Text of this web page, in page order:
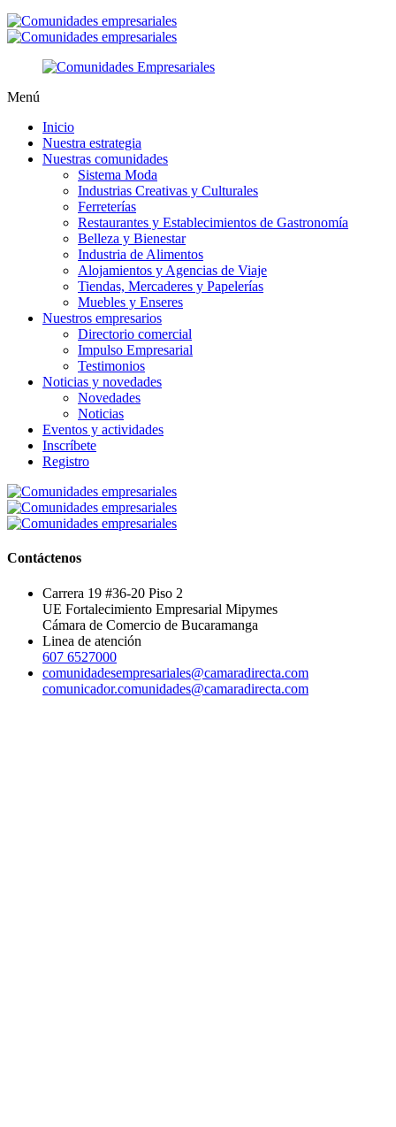
Menú
Inicio
Nuestra estrategia
Nuestras comunidades
Sistema Moda
Industrias Creativas y Culturales
Ferreterías
Restaurantes y Establecimientos de Gastronomía
Belleza y Bienestar
Industria de Alimentos
Alojamientos y Agencias de Viaje
Tiendas, Mercaderes y Papelerías
Muebles y Enseres
Nuestros empresarios
Directorio comercial
Impulso Empresarial
Testimonios
Noticias y novedades
Novedades
Noticias
Eventos y actividades
Inscríbete
Registro
Contáctenos
Carrera 19 #36-20 Piso 2
UE Fortalecimiento Empresarial Mipymes
Cámara de Comercio de Bucaramanga
Linea de atención
607 6527000
comunidadesempresariales@camaradirecta.com
comunicador.comunidades@camaradirecta.com